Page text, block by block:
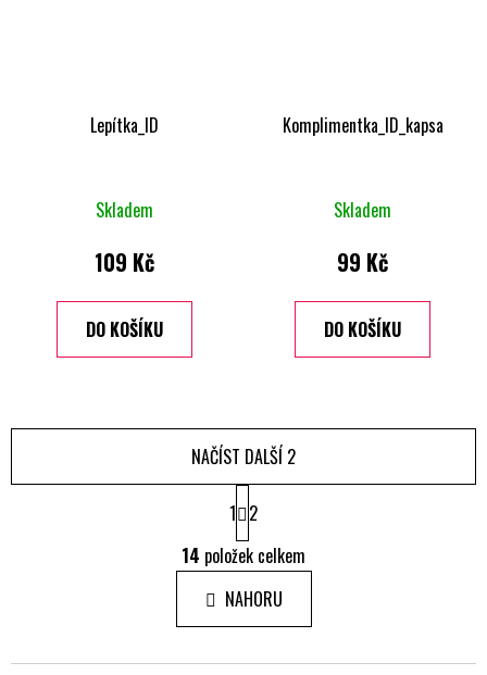
Lepítka_ID
Skladem
109 Kč
DO KOŠÍKU
Komplimentka_ID_kapsa
Skladem
99 Kč
DO KOŠÍKU
O
v
l
á
d
a
NAČÍST DALŠÍ 2
S
t
r
á
n
k
á
1 2
14 položek celkem
NAHORU